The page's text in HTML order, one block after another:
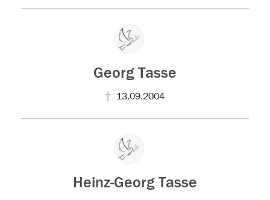
Georg Tasse
13.09.2004
Heinz-Georg Tasse